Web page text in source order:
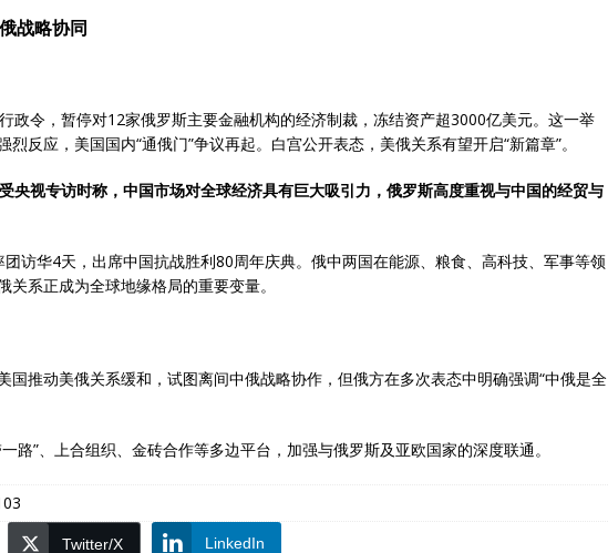
战略协同
政令，暂停对12家俄罗斯主要金融机构的经济制裁，冻结资产超3000亿美元。这一举
烈反应，美国国内“通俄门”争议再起。白宫公开表态，美俄关系有望开启“新篇章”。
央视专访时称，中国市场对全球经济具有巨大吸引力，俄罗斯高度重视与中国的经贸与
访华4天，出席中国抗战胜利80周年庆典。俄中两国在能源、粮食、高科技、军事等领
关系正成为全球地缘格局的重要变量。
国推动美俄关系缓和，试图离间中俄战略协作，但俄方在多次表态中明确强调“中俄是全
路”、上合组织、金砖合作等多边平台，加强与俄罗斯及亚欧国家的深度联通。
Twitter/X LinkedIn